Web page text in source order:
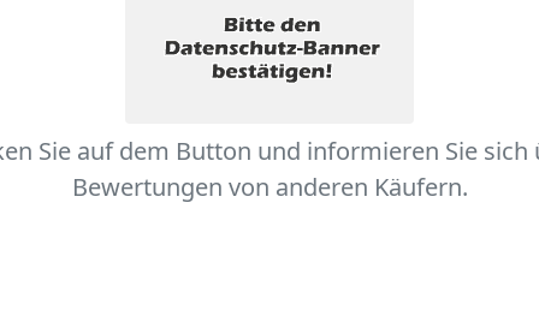
Sie auf dem Button und informieren Sie sich
Bewertungen von anderen Käufern.